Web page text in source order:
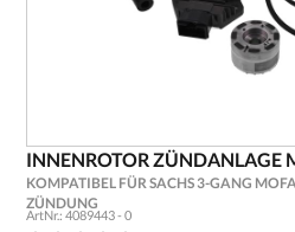
INNENROTOR ZÜNDANLAGE
KOMPATIBEL FÜR SACHS 3-GANG
ZÜNDUNG
ArtNr.: 4089443 - 0